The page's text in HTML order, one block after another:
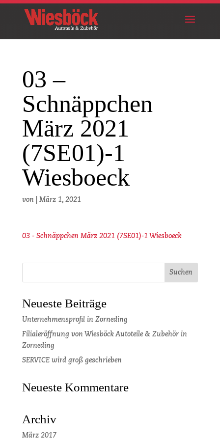
03 –
Schnäppchen
März 2021
(7SE01)-1
Wiesboeck
von März 1, 2021
03 - Schnäppchen März 2021 (7SE01)-1 Wiesboeck
Neueste Beiträge
Unternehmensprofil in Zorneding
Filialeröffnung von Wiesböck Autoteile & Zubehör in
Zorneding
SERVICE wird groß geschrieben
Neueste Kommentare
Archiv
März 2017